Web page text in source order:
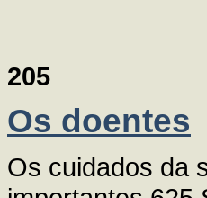
205
Os doentes
Os cuidados da